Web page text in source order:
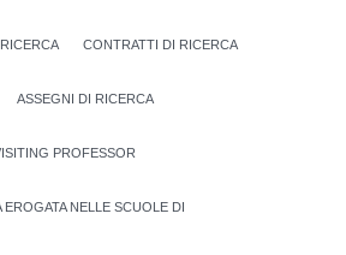
CONTRATTI DI RICERCA
ASSEGNI DI RICERCA
PROFESSOR
NELLE SCUOLE DI